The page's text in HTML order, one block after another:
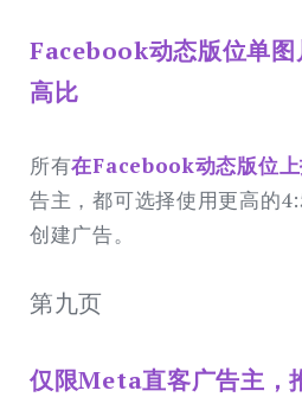
Facebook动态版位单图
高比
所有在Facebook动态版位
告主，都可选择使用更高的
创建广告。
第九页
仅限Meta直客广告主，